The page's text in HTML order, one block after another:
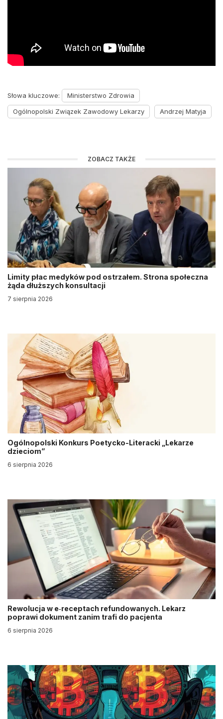
Słowa kluczowe:
Ministerstwo Zdrowia
Ogólnopolski Związek Zawodowy Lekarzy
Andrzej Matyja
ZOBACZ TAKŻE
Limity płac medyków pod ostrzałem. Strona społeczna
żąda dłuższych konsultacji
7 sierpnia 2026
Ogólnopolski Konkurs Poetycko-Literacki „Lekarze
dzieciom”
6 sierpnia 2026
Rewolucja w e‑receptach refundowanych. Lekarz
poprawi dokument zanim trafi do pacjenta
6 sierpnia 2026